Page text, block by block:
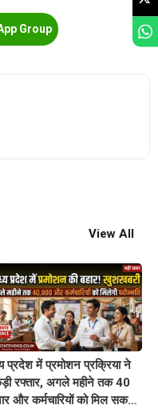
Group
View All
प्रदेश में प्रमोशन प्रक्रिया ने
रफ्तार, अगले महीने तक 40
और कर्मचारियों को मिल सकता